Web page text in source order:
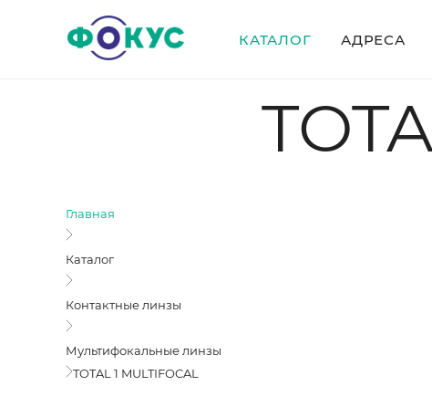
КАТАЛОГ АДРЕСА
Главная
Каталог
Контактные линзы
Мультифокальные линзы
TOTAL 1 MULTIFOCAL